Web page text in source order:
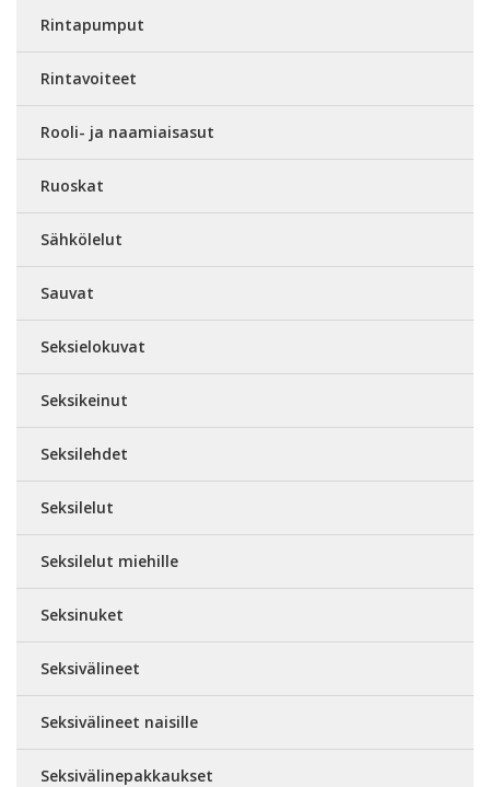
Rintapumput
Rintavoiteet
Rooli- ja naamiaisasut
Ruoskat
Sähkölelut
Sauvat
Seksielokuvat
Seksikeinut
Seksilehdet
Seksilelut
Seksilelut miehille
Seksinuket
Seksivälineet
Seksivälineet naisille
Seksivälinepakkaukset